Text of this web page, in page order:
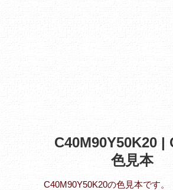
C40M90Y50K20 |
色見本
C40M90Y50K20の色見本です。